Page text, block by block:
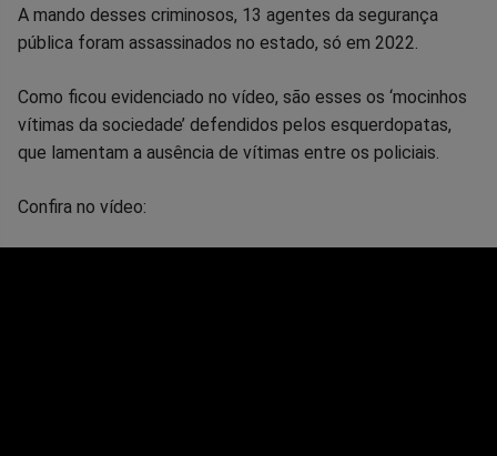
A mando desses criminosos, 13 agentes da segurança
pública foram assassinados no estado, só em 2022.
Como ficou evidenciado no vídeo, são esses os ‘mocinhos
vítimas da sociedade’ defendidos pelos esquerdopatas,
que lamentam a ausência de vítimas entre os policiais.
Confira no vídeo: